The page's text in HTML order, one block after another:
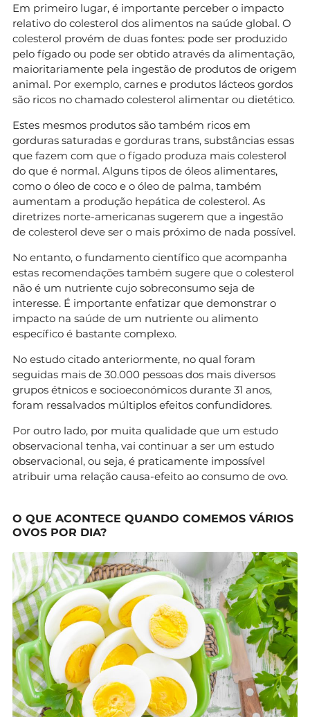
Em primeiro lugar, é importante perceber o impacto
relativo do colesterol dos alimentos na saúde global. O
colesterol provém de duas fontes: pode ser produzido
pelo fígado ou pode ser obtido através da alimentação,
maioritariamente pela ingestão de produtos de origem
animal. Por exemplo, carnes e produtos lácteos gordos
são ricos no chamado colesterol alimentar ou dietético.
Estes mesmos produtos são também ricos em
gorduras saturadas e gorduras trans, substâncias essas
que fazem com que o fígado produza mais colesterol
do que é normal. Alguns tipos de óleos alimentares,
como o óleo de coco e o óleo de palma, também
aumentam a produção hepática de colesterol. As
diretrizes norte-americanas sugerem que a ingestão
de colesterol deve ser o mais próximo de nada possível.
No entanto, o fundamento científico que acompanha
estas recomendações também sugere que o colesterol
não é um nutriente cujo sobreconsumo seja de
interesse. É importante enfatizar que demonstrar o
impacto na saúde de um nutriente ou alimento
específico é bastante complexo.
No estudo citado anteriormente, no qual foram
seguidas mais de 30.000 pessoas dos mais diversos
grupos étnicos e socioeconómicos durante 31 anos,
foram ressalvados múltiplos efeitos confundidores.
Por outro lado, por muita qualidade que um estudo
observacional tenha, vai continuar a ser um estudo
observacional, ou seja, é praticamente impossível
atribuir uma relação causa-efeito ao consumo de ovo.
O QUE ACONTECE QUANDO COMEMOS VÁRIOS
OVOS POR DIA?